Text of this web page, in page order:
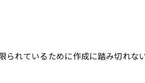
られているために作成に踏み切れな